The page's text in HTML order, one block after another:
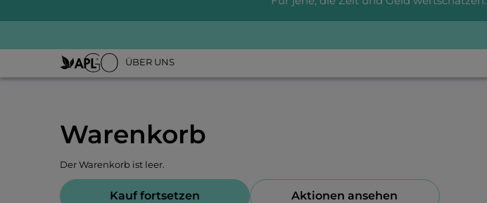
ÜBER UNS
Warenkorb
Der Warenkorb ist leer.
Kauf fortsetzen Aktionen ansehen